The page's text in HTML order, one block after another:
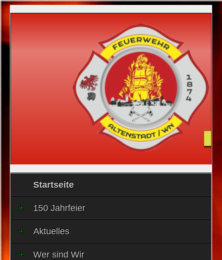
Startseite
150 Jahrfeier
Aktuelles
Wer sind Wir